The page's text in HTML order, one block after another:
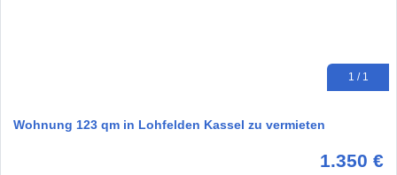
1 / 1
Wohnung 123 qm in Lohfelden Kassel zu vermieten
1.350 €